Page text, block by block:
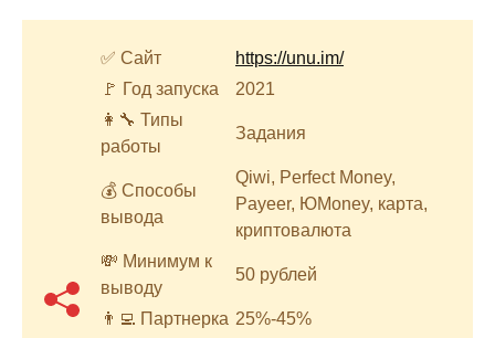
✅ Сайт
https://unu.im/
🚩 Год запуска
2021
👩‍🔧 Типы
работы
Задания
💰 Способы
вывода
Qiwi, Perfect Money,
Payeer, ЮMoney, карта,
криптовалюта
💸 Минимум к
выводу
50 рублей
👨‍💻 Партнерка 25%-45%